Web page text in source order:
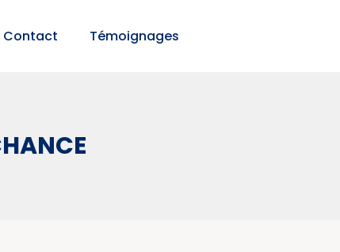
Contact Témoignages